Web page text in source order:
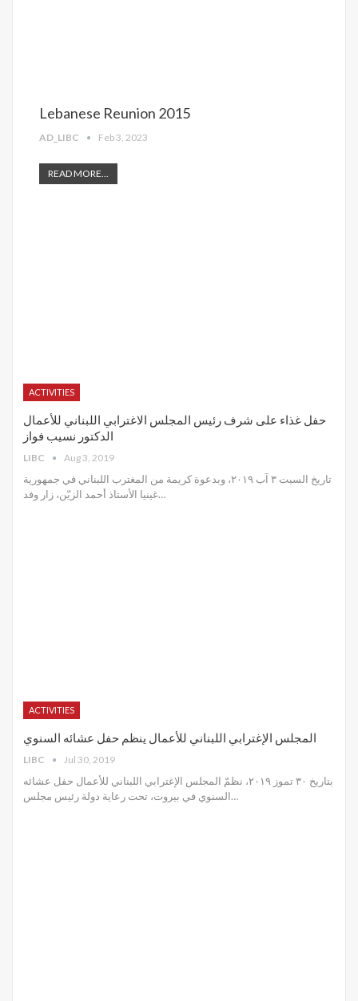
Lebanese Reunion 2015
AD_LIBC Feb 3, 2023
READ MORE...
ACTIVITIES
حفل غذاء على شرف رئيس المجلس الاغترابي اللبناني للأعمال
الدكتور نسيب فواز
LIBC Aug 3, 2019
تاريخ السبت ٣ آب ٢٠١٩، وبدعوة كريمة من المغترب اللبناني في جمهورية
غينيا الأستاذ أحمد الزيّن، زار وفد…
ACTIVITIES
المجلس الإغترابي اللبناني للأعمال ينظم حفل عشائه السنوي
LIBC Jul 30, 2019
بتاريخ ٣٠ تموز ٢٠١٩، نظمّ المجلس الإغترابي اللبناني للأعمال حفل عشائه
السنوي في بيروت، تحت رعاية دولة رئيس مجلس…